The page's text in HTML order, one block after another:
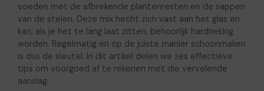
voeden met de afbrekende plantenresten en de sappen
van de stelen. Deze mix hecht zich vast aan het glas en
kan, als je het te lang laat zitten, behoorlijk hardnekkig
worden. Regelmatig en op de juiste manier schoonmaken
is dus de sleutel. In dit artikel delen we zes effectieve
tips om voorgoed af te rekenen met die vervelende
aanslag.